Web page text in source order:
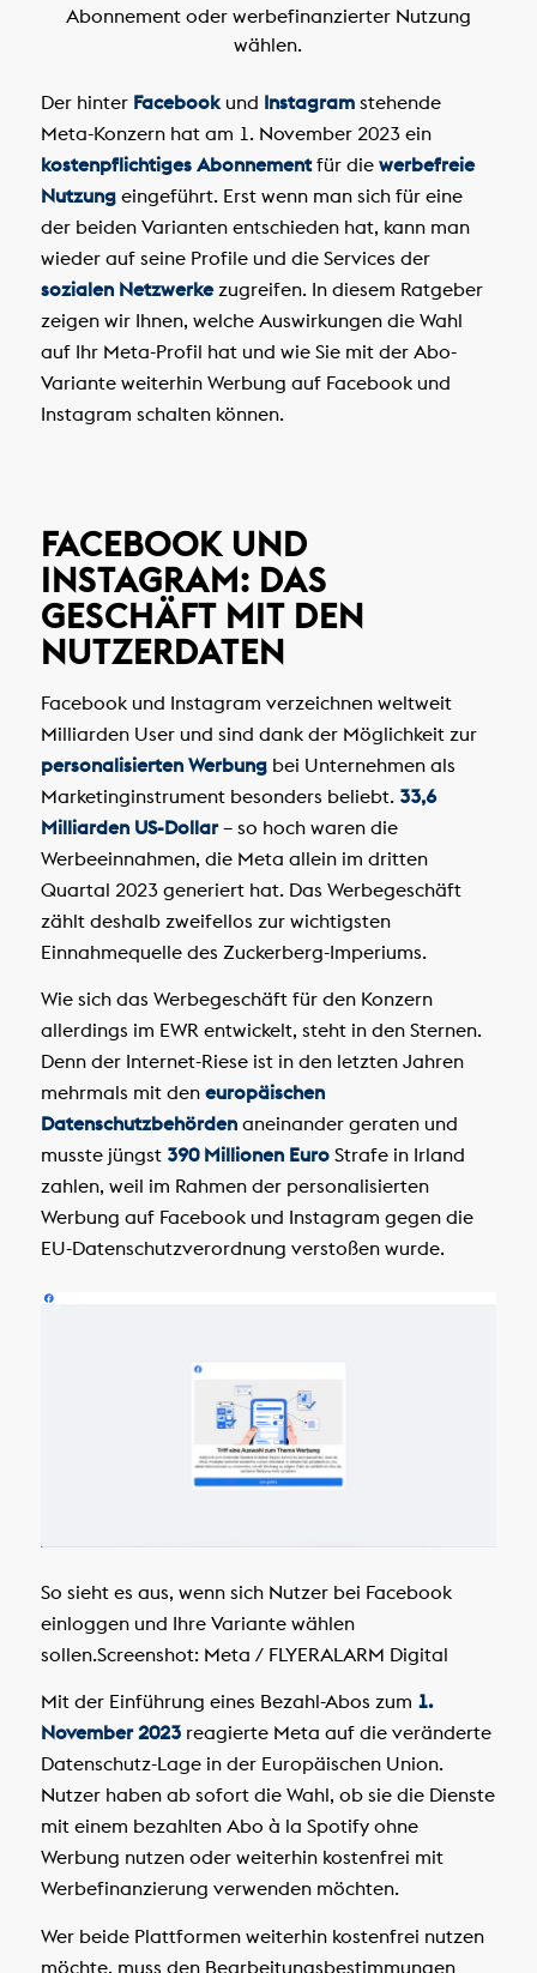
Abonnement oder werbefinanzierter Nutzung
wählen.
Der hinter Facebookund Instagramstehende
Meta-Konzern hat am 1. November 2023 ein
kostenpflichtiges Abonnementfür die werbefreie
Nutzungeingeführt. Erst wenn man sich für eine
der beiden Varianten entschieden hat, kann man
wieder auf seine Profile und die Services der
sozialen Netzwerkezugreifen. In diesem Ratgeber
zeigen wir Ihnen, welche Auswirkungen die Wahl
auf Ihr Meta-Profil hat und wie Sie mit der Abo-
Variante weiterhin Werbung auf Facebook und
Instagram schalten können.
FACEBOOK UND
INSTAGRAM: DAS
GESCHÄFT MIT DEN
NUTZERDATEN
Facebook und Instagram verzeichnen weltweit
Milliarden User und sind dank der Möglichkeit zur
personalisierten Werbungbei Unternehmen als
Marketinginstrument besonders beliebt. 33,6
Milliarden US-Dollar– so hoch waren die
Werbeeinnahmen, die Meta allein im dritten
Quartal 2023 generiert hat. Das Werbegeschäft
zählt deshalb zweifellos zur wichtigsten
Einnahmequelle des Zuckerberg-Imperiums.
Wie sich das Werbegeschäft für den Konzern
allerdings im EWR entwickelt, steht in den Sternen.
Denn der Internet-Riese ist in den letzten Jahren
mehrmals mit den europäischen
Datenschutzbehördenaneinander geraten und
musste jüngst 390 Millionen EuroStrafe in Irland
zahlen, weil im Rahmen der personalisierten
Werbung auf Facebook und Instagram gegen die
EU-Datenschutzverordnung verstoßen wurde.
So sieht es aus, wenn sich Nutzer bei Facebook
einloggen und Ihre Variante wählen
sollen.Screenshot: Meta / FLYERALARM Digital
Mit der Einführung eines Bezahl-Abos zum 1.
November 2023reagierte Meta auf die veränderte
Datenschutz-Lage in der Europäischen Union.
Nutzer haben ab sofort die Wahl, ob sie die Dienste
mit einem bezahlten Abo à la Spotify ohne
Werbung nutzen oder weiterhin kostenfrei mit
Werbefinanzierung verwenden möchten.
Wer beide Plattformen weiterhin kostenfrei nutzen
möchte, muss den Bearbeitungsbestimmungen